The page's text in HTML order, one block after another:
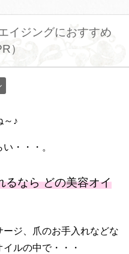
イジングにおすすめ
）
～♪
・・・。
るなら どの美容オイ
ジ、爪のお手入れなどな
ルの中で・・・